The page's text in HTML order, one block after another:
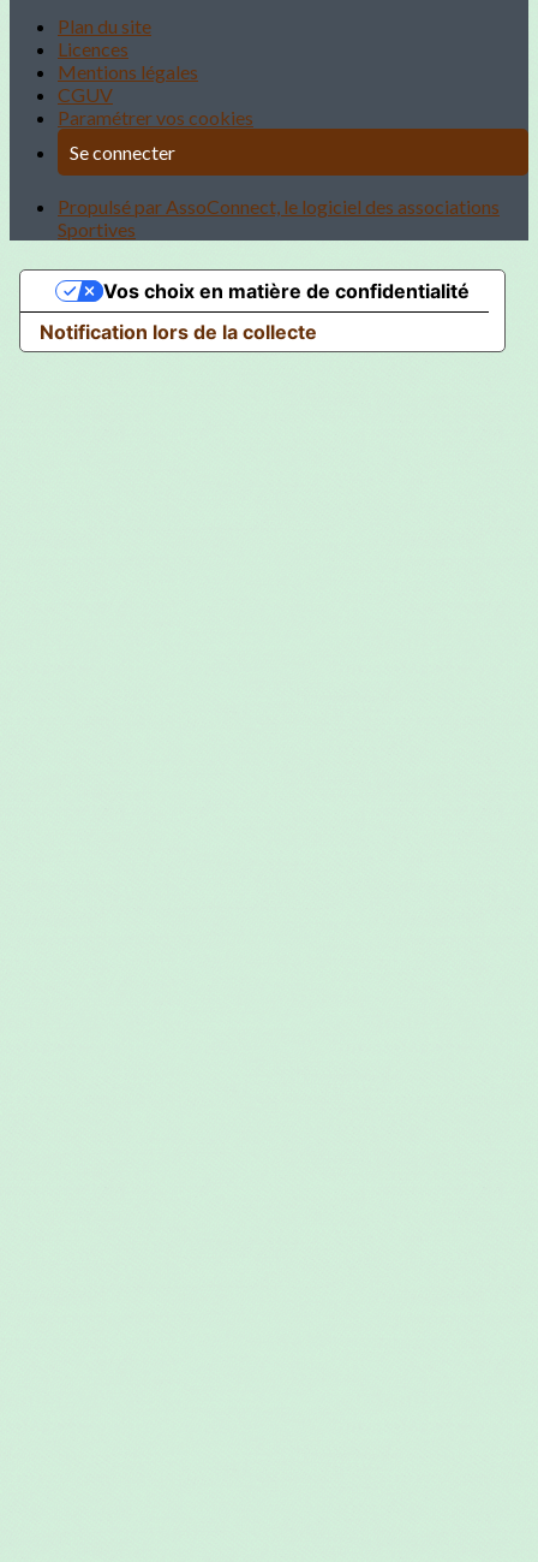
Plan du site
Licences
Mentions légales
CGUV
Paramétrer vos cookies
Se connecter
Propulsé par AssoConnect, le logiciel des associations
Sportives
Notification lors de la collecte
Vos choix en matière de confidentialité